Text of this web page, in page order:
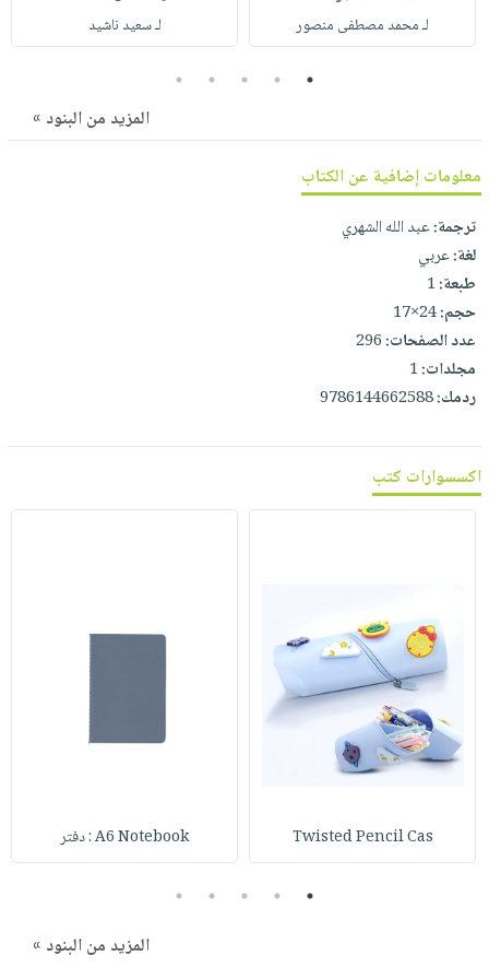
أطفال
فيديوهات
أسئلة
خدمات
نيل
وفرات
انشر
كتابك
تواصل
معنا
الإصدارات
لـ محمد مصطفى منصور
لـ سعيد ناشيد
1
2
3
4
5
المزيد من البنود »
معلومات إضافية عن الكتاب
ترجمة:عبد الله الشهري
لغة:عربي
طبعة:1
حجم:24×17
عدد الصفحات:296
مجلدات:1
ردمك:9786144662588
اكسسوارات كتب
Twisted Pencil Cas A6 Notebook : دفتر
1
2
3
4
5
المزيد من البنود »